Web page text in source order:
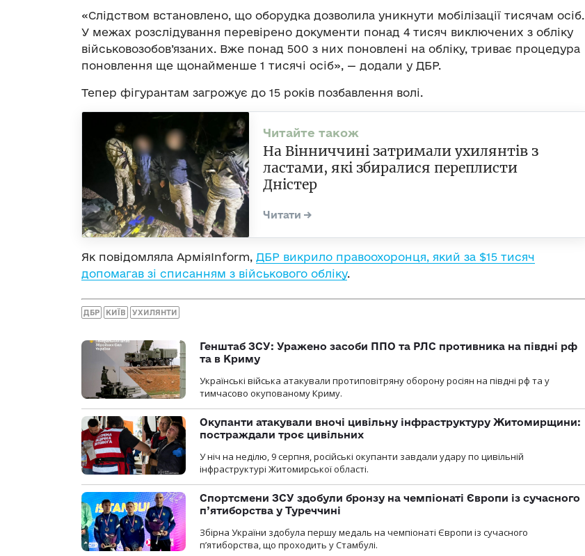
«Слідством встановлено, що оборудка дозволила уникнути мобілізації тисячам осіб.
У межах розслідування перевірено документи понад 4 тисяч виключених з обліку
військовозобов’язаних. Вже понад 500 з них поновлені на обліку, триває процедура
поновлення ще щонайменше 1 тисячі осіб», — додали у ДБР.
Тепер фігурантам загрожує до 15 років позбавлення волі.
На Вінниччині затримали ухилянтів з
ластами, які збиралися переплисти
Дністер
Як повідомляла АрміяInform, ДБР викрило правоохоронця, який за $15 тисяч
допомагав зі списанням з військового обліку.
ДБР КИЇВ УХИЛЯНТИ
Генштаб ЗСУ: Уражено засоби ППО та РЛС противника на півдні рф
та в Криму
Українські війська атакували протиповітряну оборону росіян на півдні рф та у
тимчасово окупованому Криму.
Окупанти атакували вночі цивільну інфраструктуру Житомирщини:
постраждали троє цивільних
У ніч на неділю, 9 серпня, російські окупанти завдали удару по цивільній
інфраструктурі Житомирської області.
Спортсмени ЗСУ здобули бронзу на чемпіонаті Європи із сучасного
п’ятиборства у Туреччині
Збірна України здобула першу медаль на чемпіонаті Європи із сучасного
п’ятиборства, що проходить у Стамбулі.